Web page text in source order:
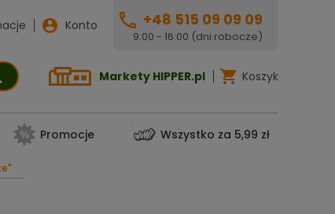
Konto +48 515 09 09 09
9:00 - 16:00 (dni robocze)
Markety HIPPER.pl Koszyk
Promocje Wszystko za 5,99 zł